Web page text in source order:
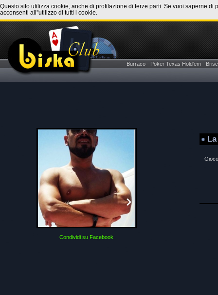
Questo sito utilizza cookie, anche di profilazione di terze parti. Se vuoi saperne
acconsenti all''utilizzo di tutti i cookie.
Burraco - Poker Texas Hold'em -
Condividi su Facebook